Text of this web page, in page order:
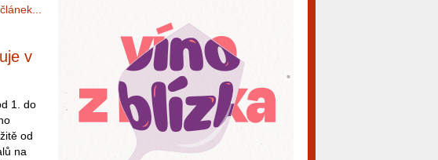
v
1. do
od
na